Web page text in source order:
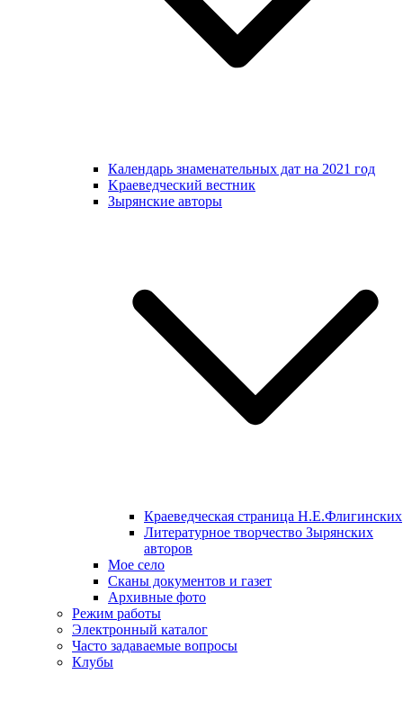
Календарь знаменательных дат на 2021 год
Kраеведческий вестник
Зырянские авторы
Краеведческая страница Н.Е.Флигинских
Литературное творчество Зырянских
авторов
Мое село
Сканы документов и газет
Архивные фото
Режим работы
Электронный каталог
Часто задаваемые вопросы
Клубы